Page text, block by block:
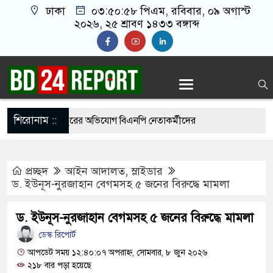
ঢাকা ০৩:৫০:৫৯ পিএম, রবিবার, ০৯ অগাস্ট ২০২৬,
২৫ শ্রাবণ ১৪৩৩ বঙ্গাব্দ
শিরোনাম ::
কামরা ভাঙচুরের অভিযোগ বিএনপি নেতাকর্মীদের
সব প্রতিষ্ঠানে রাজনীতিকরণ করছে: জামায়াত আমির
মাংস দিয়ে ভাত বিক্রেতা ‘ভাইরাল মিজান’ গ্রেপ্তার
প্রচ্ছদ আইন আদালত,স্লাইডার
ড. ইউনূস-নুরজাহান বেগমসহ ৫ জনের বিরুদ্ধে মামলা
ড. ইউনূস-নুরজাহান বেগমসহ ৫ জনের বিরুদ্ধে মামলা
ডেস্ক রিপোর্ট
আপডেট সময় ১২:৪০:০৭ অপরাহ্ন, সোমবার, ৮ জুন ২০২৬
২১৮ বার পড়া হয়েছে